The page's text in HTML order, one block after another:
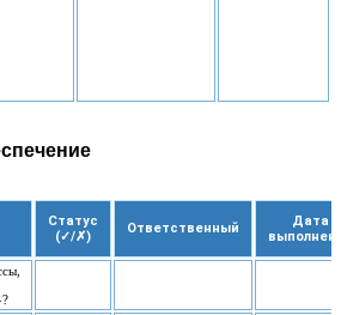
Статус
(✓/✗)
Ответственный
Дата